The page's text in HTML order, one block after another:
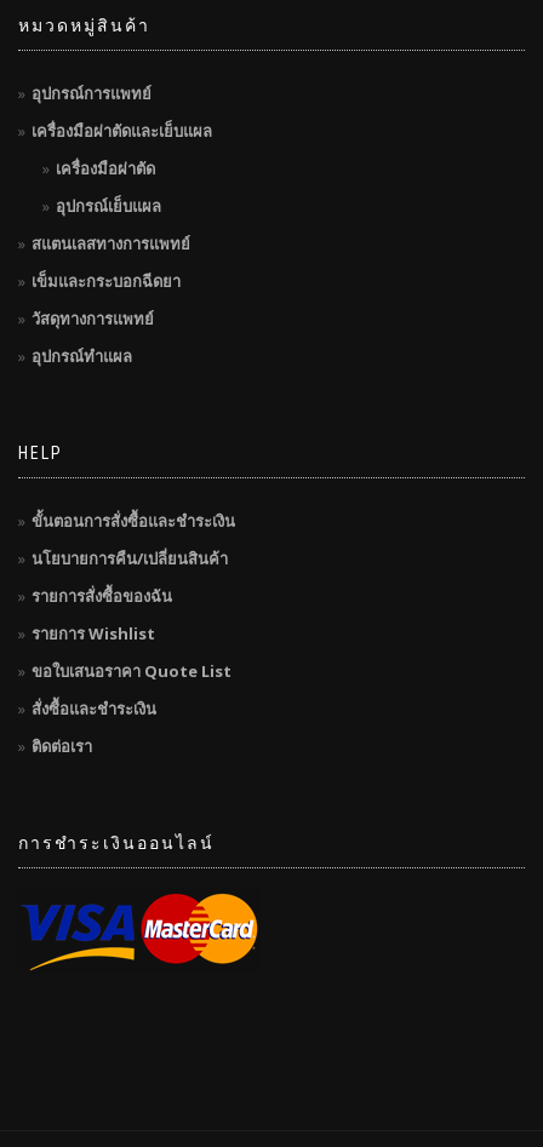
หมวดหมู่สินค้า
อุปกรณ์การแพทย์
เครื่องมือผ่าตัดและเย็บแผล
เครื่องมือผ่าตัด
อุปกรณ์เย็บแผล
สแตนเลสทางการแพทย์
เข็มและกระบอกฉีดยา
วัสดุทางการแพทย์
อุปกรณ์ทำแผล
HELP
ขั้นตอนการสั่งซื้อและชำระเงิน
นโยบายการคืน/เปลี่ยนสินค้า
รายการสั่งซื้อของฉัน
รายการ Wishlist
ขอใบเสนอราคา Quote List
สั่งซื้อและชำระเงิน
ติดต่อเรา
การชำระเงินออนไลน์